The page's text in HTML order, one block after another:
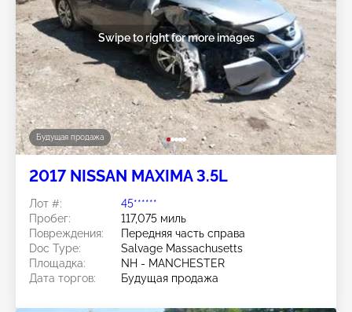
Будущая продажа
Swipe to right for more images
2017 NISSAN MAXIMA 3.5L
Лот #:
45******
Пробег:
117,075 миль
Повреждения:
Передняя часть справа
Doc Type:
Salvage Massachusetts
Площадка:
NH - MANCHESTER
Дата торгов:
Будущая продажа